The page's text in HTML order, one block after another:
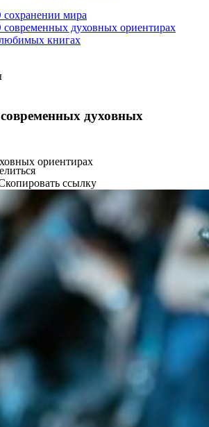
сохранении мира
современных духовных ориентирах
книгах
духовных
ориентирах